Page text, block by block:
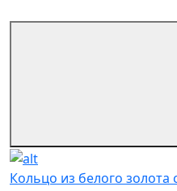
Кольцо из белого золота